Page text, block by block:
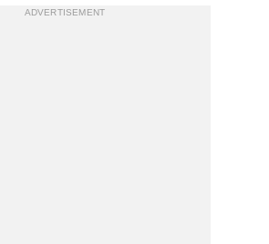
ADVERTISEMENT